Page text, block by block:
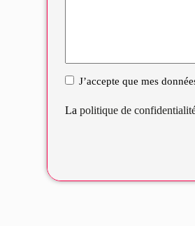
RGPDJ’accepte que mes
Lapolitique de